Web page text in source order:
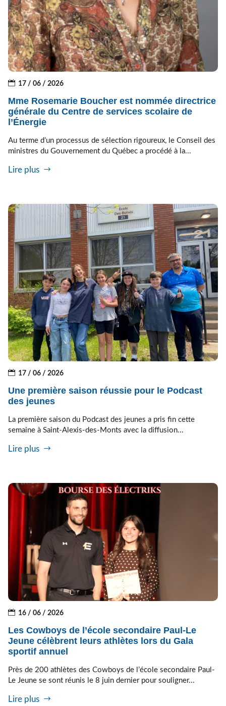
17 / 06 / 2026
Mme Rosemarie Boucher est nommée directrice
générale du Centre de services scolaire de
l’Énergie
Au terme d’un processus de sélection rigoureux, le Conseil des
ministres du Gouvernement du Québec a procédé à la...
Lire plus
17 / 06 / 2026
Une première saison réussie pour le Podcast
des jeunes
La première saison du Podcast des jeunes a pris fin cette
semaine à Saint-Alexis-des-Monts avec la diffusion...
Lire plus
16 / 06 / 2026
Les Cowboys de l’école secondaire Paul-Le
Jeune célèbrent leurs athlètes lors du Gala
sportif annuel
Près de 200 athlètes des Cowboys de l’école secondaire Paul-
Le Jeune se sont réunis le 8 juin dernier pour souligner...
Lire plus